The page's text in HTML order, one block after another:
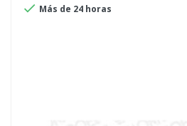
 Más de 24 horas